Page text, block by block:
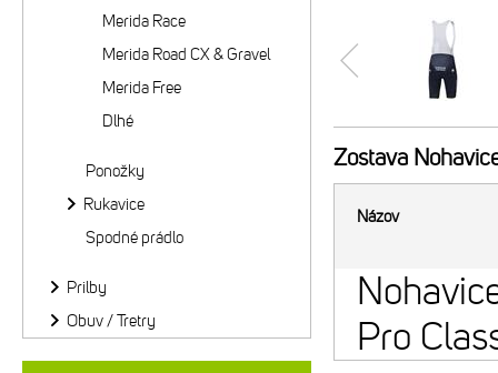
Zostava
Názov
Pro
Merida Race
Merida Road CX & Gravel
Merida Free
Dlhé
Ponožky
Rukavice
Spodné prádlo
Prilby
Obuv / Tretry